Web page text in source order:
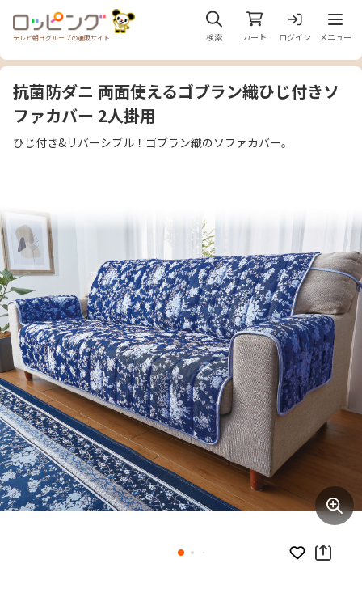
テレビ朝日グループの通販サイト 検索 カート ログイン
メニ
メニュー
お気に入り
抗菌防ダニ 両面使えるゴブラン織ひじ付きソ
ファカバー 2人掛用
ひじ付き&リバーシブル！ゴブラン織のソファカバー。